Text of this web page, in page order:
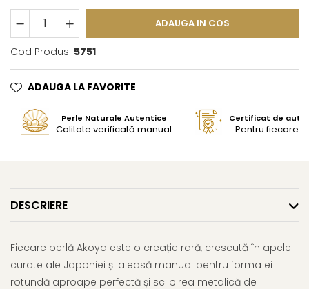
ADAUGA IN COS
Cod Produs: 5751
ADAUGA LA FAVORITE
Perle Naturale Autentice
Calitate verificată manual
Certificat de
Pentru fiecare
DESCRIERE
Fiecare perlă Akoya este o creație rară, crescută în apele
curate ale Japoniei și aleasă manual pentru forma ei
rotundă aproape perfectă și sclipirea metalică de